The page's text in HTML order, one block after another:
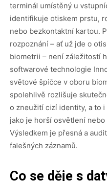
terminál umístěný u
identifikuje otiskem prstu,
nebo bezkontaktní kartou.
rozpoznání – ať už jde o
biometrii – není záležitostí
softwarové technologie
světové špičce v oboru
spolehlivě rozlišuje
o zneužití cizí identity, a to
jako je horší osvětlení
Výsledkem je přesná a
falešných záznamů.
Co se děje s